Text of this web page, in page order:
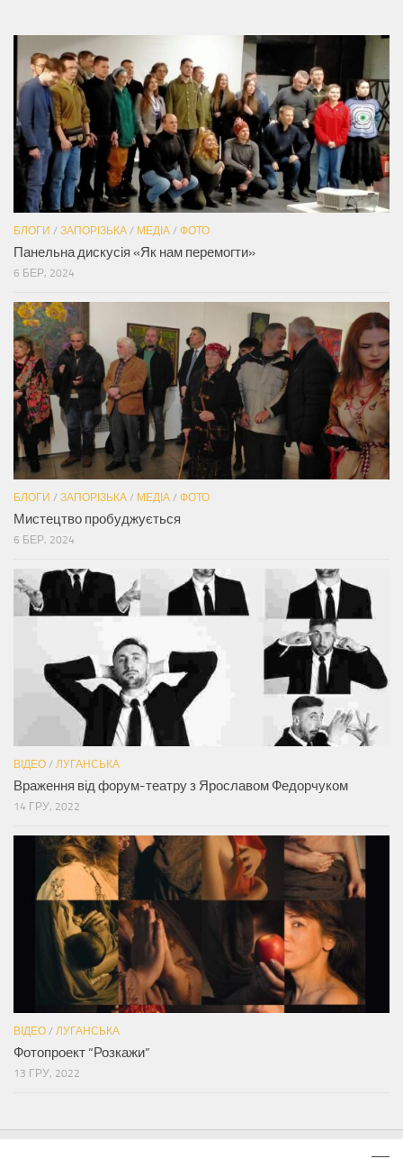
БЛОГИ / ЗАПОРІЗЬКА / МЕДІА / ФОТО
Панельна дискусія «Як нам перемогти»
6 БЕР, 2024
БЛОГИ / ЗАПОРІЗЬКА / МЕДІА / ФОТО
Мистецтво пробуджується
6 БЕР, 2024
ВІДЕО / ЛУГАНСЬКА
Враження від форум-театру з Ярославом Федорчуком
14 ГРУ, 2022
ВІДЕО / ЛУГАНСЬКА
Фотопроект “Розкажи”
13 ГРУ, 2022